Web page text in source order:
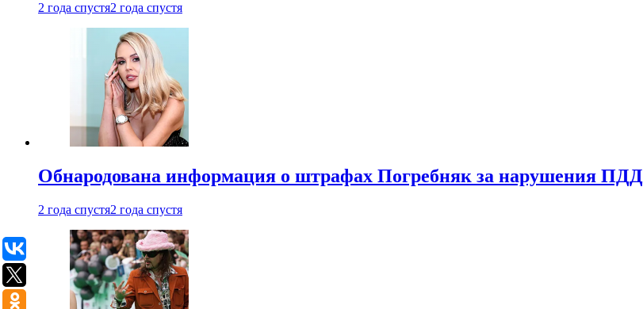
2 года спустя2 года спустя
Обнародована информация о штрафах Погребняк за нарушения ПДД
2 года спустя2 года спустя